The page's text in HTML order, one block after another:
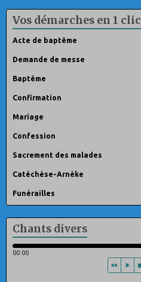
Vos démarches en 1 clic
Acte de baptême
Demande de messe
Baptême
Confirmation
Mariage
Confession
Sacrement des malades
Catéchèse-Arnèke
Funérailles
Chants divers
00:00